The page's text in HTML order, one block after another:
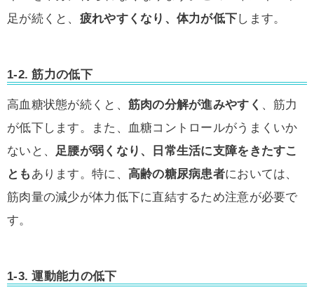
足が続くと、 疲れやすくなり、体力が低下します。
1-2.筋力の低下
高血糖状態が続くと、 筋肉の分解が進みやすく 、筋力
が低下します。また、血糖コントロールがうまくいか
ないと、 足腰が弱くなり、日常生活に支障をきたすこ
とも あります。特に、 高齢の糖尿病患者においては、
筋肉量の減少が体力低下に直結するため注意が必要で
す。
1-3.運動能力の低下